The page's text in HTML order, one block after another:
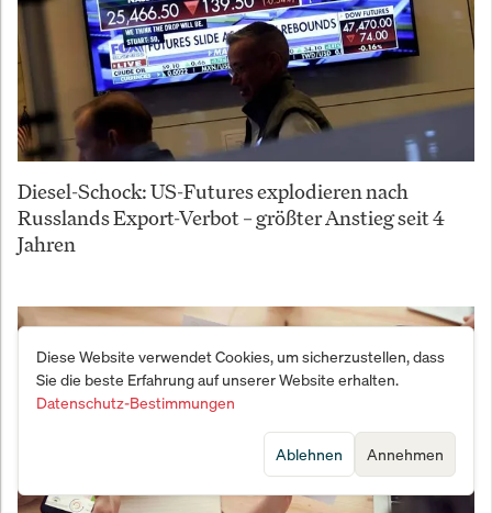
Diesel-Schock: US-Futures explodieren nach
Russlands Export-Verbot – größter Anstieg seit 4
Jahren
Diese Website verwendet Cookies, um sicherzustellen, dass
Sie die beste Erfahrung auf unserer Website erhalten.
Datenschutz-Bestimmungen
Annehmen
Ablehnen